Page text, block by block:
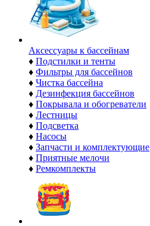
Аксессуары к бассейнам
♦ Подстилки и тенты
♦ Фильтры для бассейнов
♦ Чистка бассейна
♦ Дезинфекция бассейнов
♦ Покрывала и обогреватели
♦ Лестницы
♦ Подсветка
♦ Насосы
♦ Запчасти и комплектующие
♦ Приятные мелочи
♦ Ремкомплекты